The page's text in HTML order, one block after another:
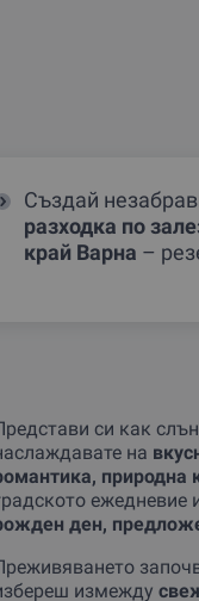
Създай
разходка по
край Варна –
си как
на
природна
ежедневие
ден,
измежду